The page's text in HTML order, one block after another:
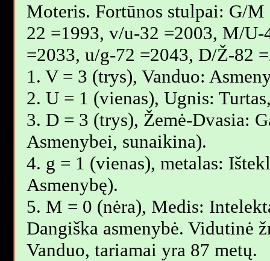
Moteris. Fortūnos stulpai: G/
22 =1993, v/u-32 =2003, M/
=2033, u/g-72 =2043, D/Ž-82
1. V = 3 (trys), Vanduo:
2. U = 1 (vienas), Ugnis:
3. D = 3 (trys), Žemė-Dvasia:
Asmenybei, sunaikina).
4. g = 1 (vienas), metalas:
Asmenybę).
5. M = 0 (nėra), Medis:
Dangiška asmenybė. Vidutinė
Vanduo, tariamai yra 87 metų.